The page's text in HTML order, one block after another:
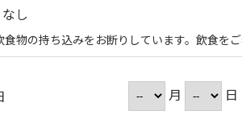
なし
食物の持ち込みをお断りしています。飲食を
月 日